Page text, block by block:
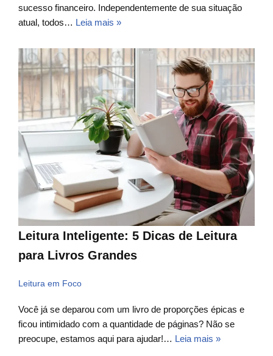
sucesso financeiro. Independentemente de sua situação
atual, todos… Leia mais »
Leitura Inteligente: 5 Dicas de Leitura
para Livros Grandes
Leitura em Foco
Você já se deparou com um livro de proporções épicas e
ficou intimidado com a quantidade de páginas? Não se
preocupe, estamos aqui para ajudar!… Leia mais »